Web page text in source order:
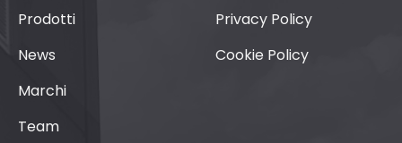
Prodotti
News
Marchi
Team
Privacy Policy
Cookie Policy